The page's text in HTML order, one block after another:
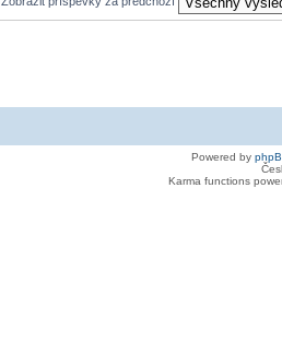
Powered by
Karma functions